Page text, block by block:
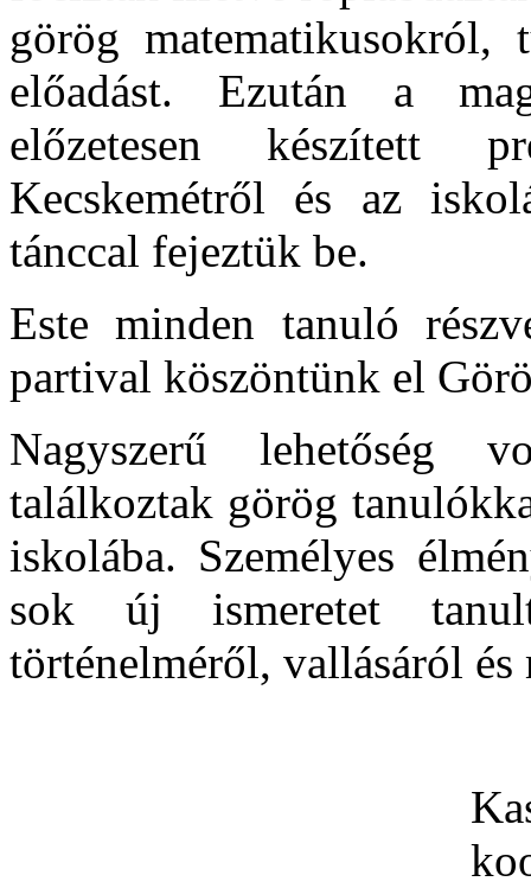
görög
előadást. Ezután a
előzetesen készített
Kecskemétről és az
tánccal fejeztük be.
Este minden tanuló
partival köszöntünk el
Nagyszerű lehetőség
találkoztak görög
iskolába. Személyes
sok új ismeretet
történelméről, vallásáról és